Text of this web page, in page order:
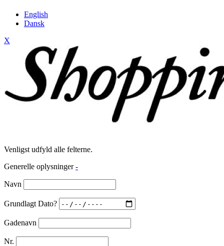
English
Dansk
X
Venligst udfyld alle felterne.
Generelle oplysninger -
Navn
Grundlagt Dato?
Gadenavn
Nr.